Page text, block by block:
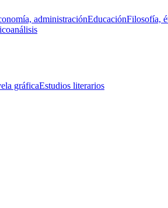
administraciónEducaciónFilosofía,
gráficaEstudios literarios